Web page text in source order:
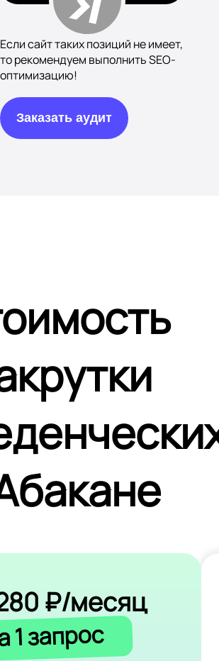
Если сайт таких позиций не имеет,
то рекомендуем выполнить SEO-
оптимизацию!
Заказать аудит
₽/месяц
1 запрос